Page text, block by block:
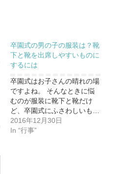
卒園式の男の子の服装は？靴
下と靴を出席しやすいものに
するには
卒園式はお子さんの晴れの場
ですよね。 そんなときに悩
むのが服装に靴下と靴だけ
ど、卒園式にふさわしいも…
2016年12月30日
In “行事”